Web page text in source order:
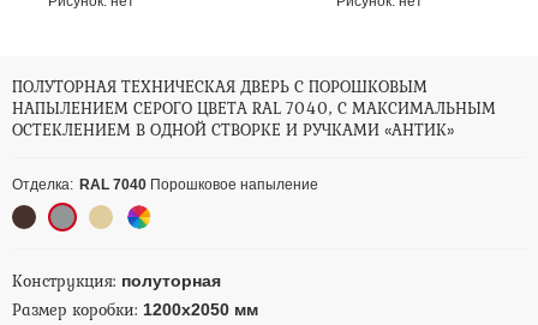
ПОЛУТОРНАЯ ТЕХНИЧЕСКАЯ ДВЕРЬ С ПОРОШКОВЫМ
НАПЫЛЕНИЕМ СЕРОГО ЦВЕТА RAL 7040, С МАКСИМАЛЬНЫМ
ОСТЕКЛЕНИЕМ В ОДНОЙ СТВОРКЕ И РУЧКАМИ «АНТИК»
Отделка: RAL 7040 Порошковое напыление
Конструкция: полуторная
Размер коробки: 1200х2050 мм